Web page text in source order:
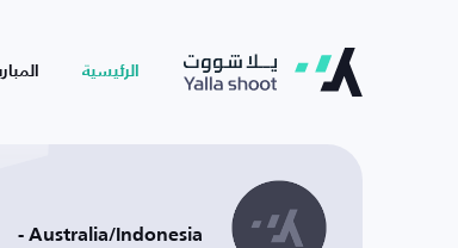
الرئيسية
Australia/Indonesia -